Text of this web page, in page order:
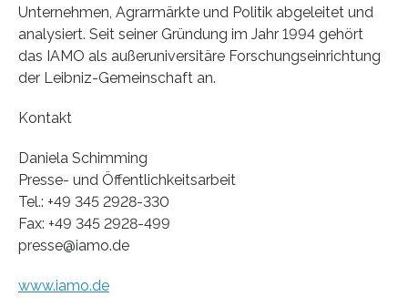
Unternehmen, Agrarmärkte und Politik abgeleitet und
analysiert. Seit seiner Gründung im Jahr 1994 gehört
das IAMO als außeruniversitäre Forschungseinrichtung
der Leibniz-Gemeinschaft an.
Kontakt
Daniela Schimming
Presse- und Öffentlichkeitsarbeit
Tel.: +49 345 2928-330
Fax: +49 345 2928-499
presse@iamo.de
www.iamo.de